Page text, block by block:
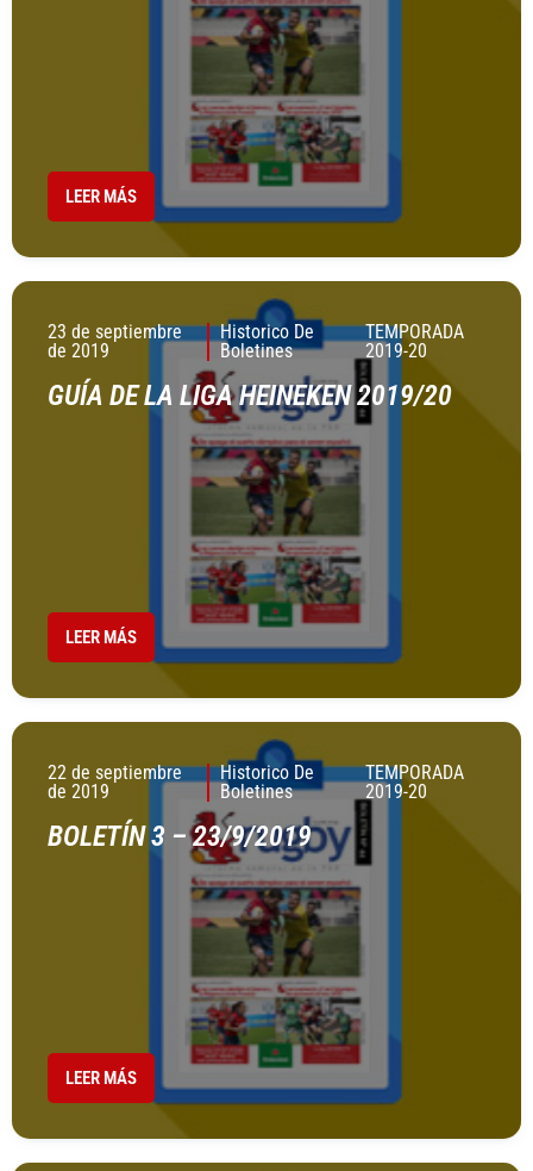
LEER MÁS
23 de septiembre
de 2019
Historico De
Boletines
TEMPORADA
2019-20
GUÍA DE LA LIGA HEINEKEN 2019/20
LEER MÁS
22 de septiembre
de 2019
Historico De
Boletines
TEMPORADA
2019-20
BOLETÍN 3 – 23/9/2019
LEER MÁS